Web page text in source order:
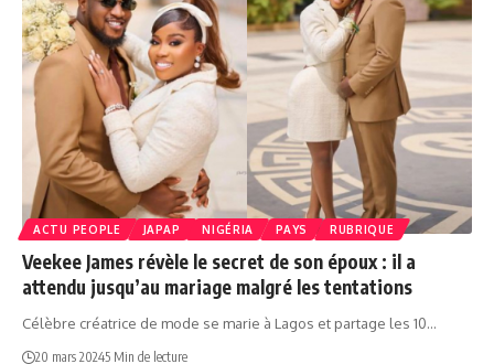
ACTU PEOPLE JAPAP NIGÉRIA PAYS RUBRIQUE
Veekee James révèle le secret de son époux : il a
attendu jusqu’au mariage malgré les tentations
Célèbre créatrice de mode se marie à Lagos et partage les 10…
20 mars 20245 Min de lecture